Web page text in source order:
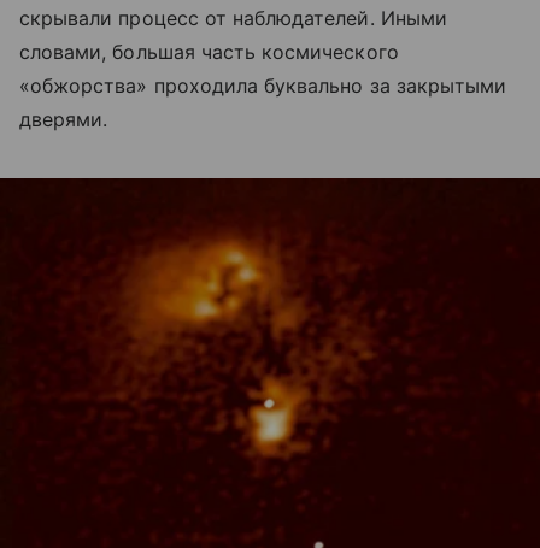
скрывали процесс от наблюдателей. Иными
словами, большая часть космического
«обжорства» проходила буквально за закрытыми
дверями.